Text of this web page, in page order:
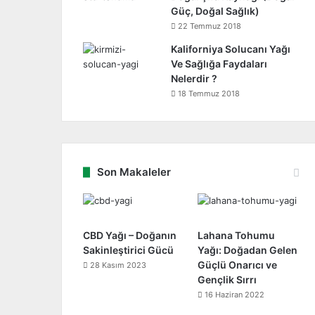
Güç, Doğal Sağlık)
22 Temmuz 2018
Kaliforniya Solucanı Yağı
Ve Sağlığa Faydaları
Nelerdir ?
18 Temmuz 2018
Son Makaleler
CBD Yağı – Doğanın
Sakinleştirici Gücü
28 Kasım 2023
Lahana Tohumu
Yağı: Doğadan Gelen
Güçlü Onarıcı ve
Gençlik Sırrı
16 Haziran 2022